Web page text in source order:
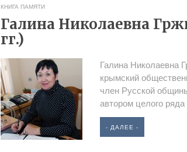
КНИГА ПАМЯТИ
Галина Николаевна
гг.)
Галина Николаевна
крымский
член Русской
автором целого
- ДАЛЕЕ -